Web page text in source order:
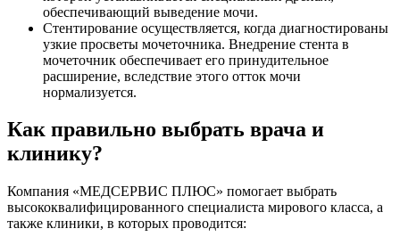
обеспечивающий выведение мочи.
Стентирование осуществляется, когда диагностированы
узкие просветы мочеточника. Внедрение стента в
мочеточник обеспечивает его принудительное
расширение, вследствие этого отток мочи
нормализуется.
Как правильно выбрать врача и
клинику?
Компания «МЕДСЕРВИС ПЛЮС» помогает выбрать
высококвалифицированного специалиста мирового класса, а
также клиники, в которых проводится: